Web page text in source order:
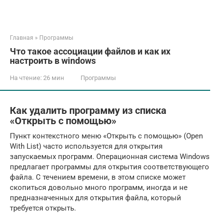
Главная » Программы
Что такое ассоциации файлов и как их
настроить в windows
На чтение: 26 мин Программы
Как удалить программу из списка
«Открыть с помощью»
Пункт контекстного меню «Открыть с помощью» (Open
With List) часто используется для открытия
запускаемых программ. Операционная система Windows
предлагает программы для открытия соответствующего
файла. С течением времени, в этом списке может
скопиться довольно много программ, иногда и не
предназначенных для открытия файла, который
требуется открыть.